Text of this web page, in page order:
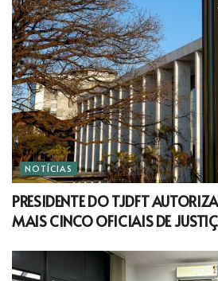
NOTÍCIAS
PRESIDENTE DO TJDFT
MAIS CINCO OFICIAIS DE